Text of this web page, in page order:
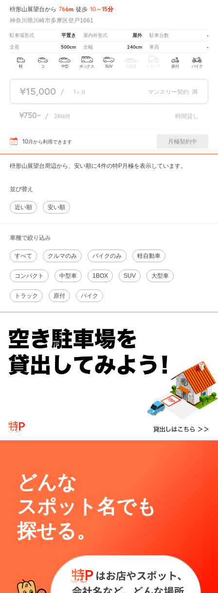
枡形山展望台から 766m 徒歩 10～15分
神奈川県川崎市多摩区登戸1661
駐車場形式 平置き 屋内外形式 屋外 駐車台数 -
全長 500cm 全幅 240cm 車高 -
軽 コ 中型 ボックス SUV 大型車 トラック 原付 バイク
¥15,000 / 1 ヶ月 マンスリー契約 満
¥750 / 24時間 時間貸し
10月 から利用できます 月極契約中
枡形山展望台周辺から、安い順に4件の特P月極を表示しています。
並び替え
近い順 安い順
車種で絞り込み
すべて クルマのみ バイクのみ 軽自動車
コンパクト 中型車 1BOX SUV 大型車
トラック 原付 バイク
どんな
スポット名でも
探せる。